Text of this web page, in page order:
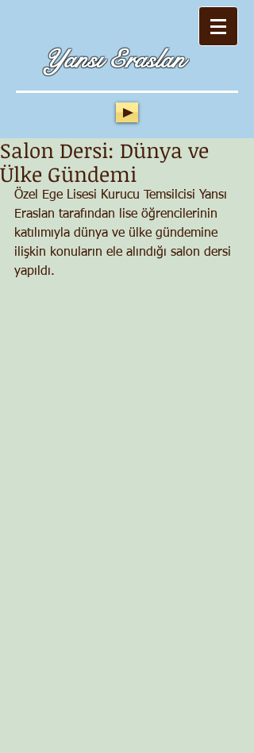
Yansı Eraslan
Salon Dersi: Dünya ve
Ülke Gündemi
Özel Ege Lisesi Kurucu Temsilcisi Yansı
Eraslan tarafından lise öğrencilerinin
katılımıyla dünya ve ülke gündemine
ilişkin konuların ele alındığı salon dersi
yapıldı.